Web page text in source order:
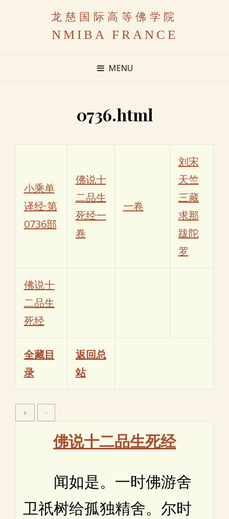
龙慈国际高等佛学院
NMIBA FRANCE
MENU
0736.html
小乘单
译经·第
0736部
佛说十
二品生
死经一
卷
一卷
刘宋
天竺
三藏
求那
跋陀
罗
佛说十
二品生
死经
全藏目
录
返回总
站
佛说十二品生死经
闻如是。一时佛游舍
卫祇树给孤独精舍。尔时